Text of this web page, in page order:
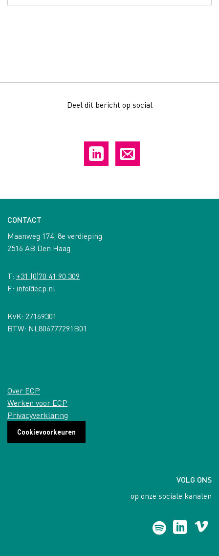
Deel dit bericht op social
CONTACT
Maanweg 174, 8e verdieping
2516 AB Den Haag
T: +31 (0)70 41 90 309
E: info@ecp.nl
KvK: 27169301
BTW: NL806777291B01
Over ECP
Werken voor ECP
Privacyverklaring
Cookievoorkeuren
VOLG ONS
op onze sociale kanalen